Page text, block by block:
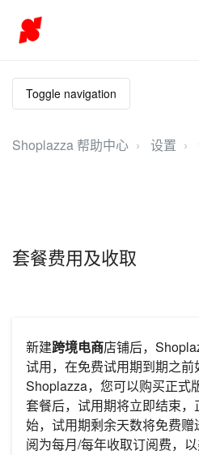
Toggle navigation
Shoplazza 帮助中心 设置
套餐费用及收取
新建跨境电商店铺后，
试用，在免费试用期到期之
Shoplazza，您可以购买正式
套餐后，试用期将立即结束
始，试用期剩余天数将免费
阅为每月/每年收取订阅费，以